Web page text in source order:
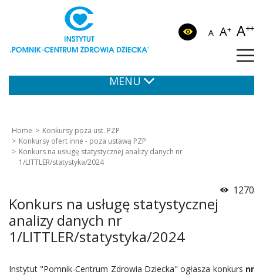
A A+ A++
MENU
Home
Konkursy poza ust. PZP
Konkursy ofert inne - poza ustawą PZP
Konkurs na usługę statystycznej analizy danych nr
1/LITTLER/statystyka/2024
1270
Konkurs na usługę statystycznej
analizy danych nr
1/LITTLER/statystyka/2024
Instytut "Pomnik-Centrum Zdrowia Dziecka" ogłasza konkurs nr